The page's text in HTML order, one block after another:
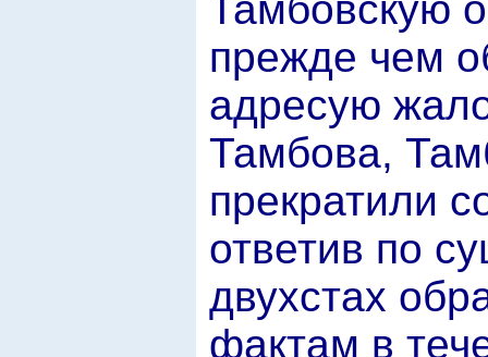
прежде чем
адресую
Тамбова,
прекратили
ответив по
двухстах
фактам в